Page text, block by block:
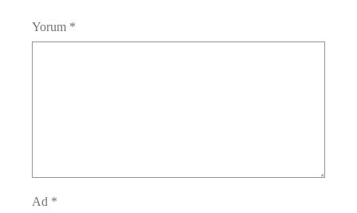
Yorum *
Ad *